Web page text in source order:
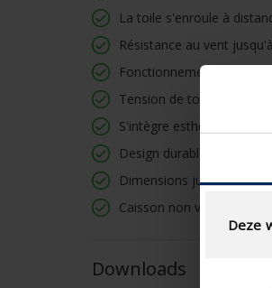
Deze
La toile s'enroule à
Résistance au vent
Fonctionnement souple,
Tension de toile
S'intègre esthétiquement
Design durable
Dimensions jusqu'à 22 m²
Caisson non visible
Downloads